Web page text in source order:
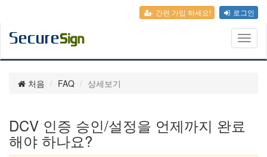
간편 가입 하세요! 로그인
처음 FAQ 상세보기
DCV 인증 승인/설정을 언제까지 완료
해야 하나요?